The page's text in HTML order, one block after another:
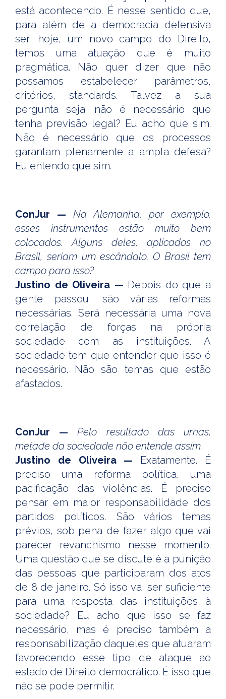
está acontecendo. É nesse sentido que,
para além de a democracia defensiva
ser, hoje, um novo campo do Direito,
temos uma atuação que é muito
pragmática. Não quer dizer que não
possamos estabelecer parâmetros,
critérios, standards. Talvez a sua
pergunta seja: não é necessário que
tenha previsão legal? Eu acho que sim.
Não é necessário que os processos
garantam plenamente a ampla defesa?
Eu entendo que sim.
ConJur — Na Alemanha, por exemplo,
esses instrumentos estão muito bem
colocados. Alguns deles, aplicados no
Brasil, seriam um escândalo. O Brasil tem
campo para isso?
Justino de Oliveira — Depois do que a
gente passou, são várias reformas
necessárias. Será necessária uma nova
correlação de forças na própria
sociedade com as instituições. A
sociedade tem que entender que isso é
necessário. Não são temas que estão
afastados.
ConJur —Pelo resultado das urnas,
metade da sociedade não entende assim.
Justino de Oliveira — Exatamente. É
preciso uma reforma política, uma
pacificação das violências. É preciso
pensar em maior responsabilidade dos
partidos políticos. São vários temas
prévios, sob pena de fazer algo que vai
parecer revanchismo nesse momento.
Uma questão que se discute é a punição
das pessoas que participaram dos atos
de 8 de janeiro. Só isso vai ser suficiente
para uma resposta das instituições à
sociedade? Eu acho que isso se faz
necessário, mas é preciso também a
responsabilização daqueles que atuaram
favorecendo esse tipo de ataque ao
estado de Direito democrático. É isso que
não se pode permitir.